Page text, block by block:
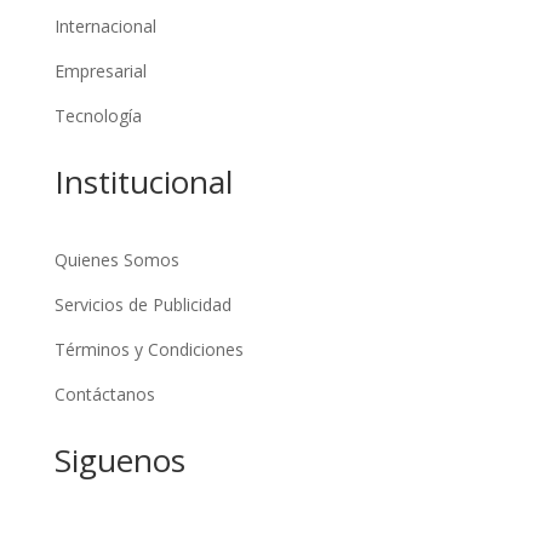
Internacional
Empresarial
Tecnología
Institucional
Quienes Somos
Servicios de Publicidad
Términos y Condiciones
Contáctanos
Siguenos